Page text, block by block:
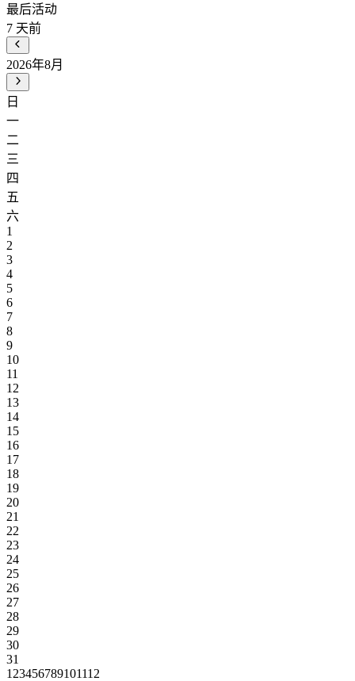
最后活动
7 天前
2026年8月
日
一
二
三
四
五
六
1
2
3
4
5
6
7
8
9
10
11
12
13
14
15
16
17
18
19
20
21
22
23
24
25
26
27
28
29
30
31
1 23456789101112